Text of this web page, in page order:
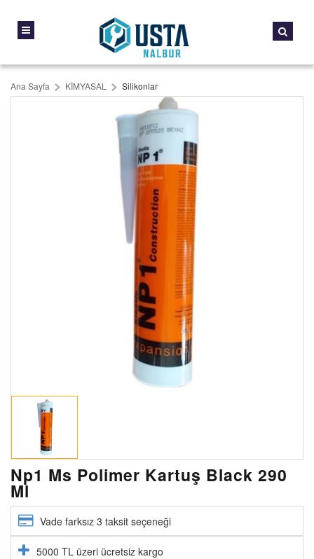
Ana Sayfa KİMYASAL Silikonlar
Np1 Ms Polimer Kartuş Black 290
Ml
Vade farksız 3 taksit seçeneği
5000 TL üzeri ücretsiz kargo